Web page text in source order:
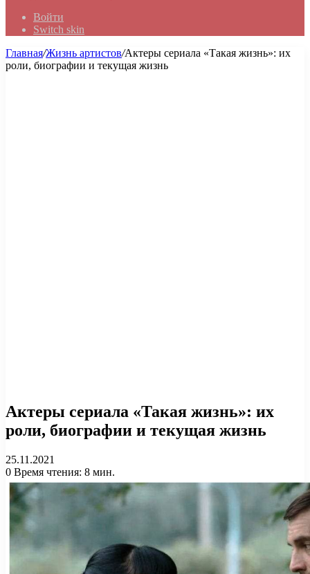
Войти
Switch skin
Главная/Жизнь артистов/Актеры сериала «Такая жизнь»: их
роли, биографии и текущая жизнь
Актеры сериала «Такая жизнь»: их
роли, биографии и текущая жизнь
25.11.2021
0 Время чтения: 8 мин.